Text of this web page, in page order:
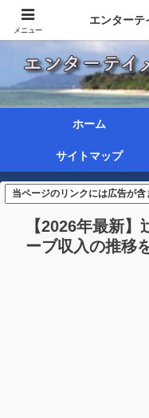
ホーム
サイトマップ
当ページのリンクには広告が含
【2026年最新
ーブ収入の推移
メニュー
エンターテ